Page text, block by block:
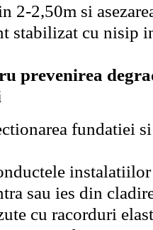
2-2,50m si
stabilizat cu nisip
prevenirea
fundatiei
instalatiilor
sau ies din
cu racorduri